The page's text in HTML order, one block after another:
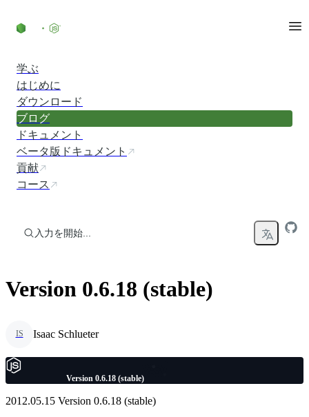
学ぶ
はじめに
ダウンロード
ブログ
ドキュメント
ベータ版ドキュメント
貢献
コース
入力を開始...
Version 0.6.18 (stable)
IS Isaac Schlueter
Version 0.6.18 (stable)
2012.05.15 Version 0.6.18 (stable)